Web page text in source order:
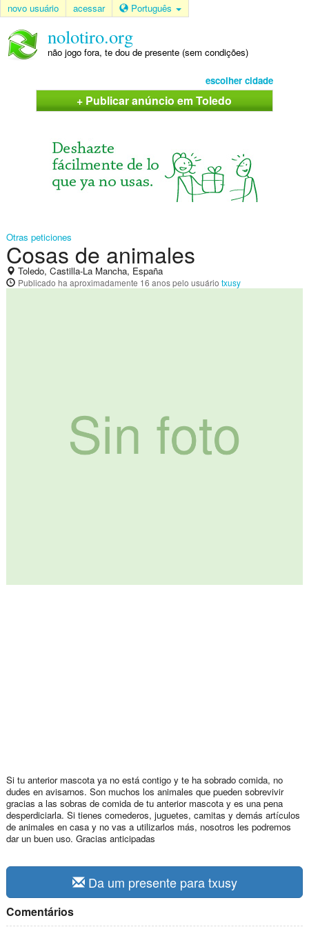
novo usuário acessar Português
nolotiro.org
não jogo fora, te dou de presente (sem condições)
escolher cidade
+ Publicar anúncio em Toledo
Otras peticiones
Cosas de animales
Toledo, Castilla-La Mancha, España
Publicado ha aproximadamente 16 anospelo usuário txusy
Si tu anterior mascota ya no está contigo y te ha sobrado comida, no
dudes en avisarnos. Son muchos los animales que pueden sobrevivir
gracias a las sobras de comida de tu anterior mascota y es una pena
desperdiciarla. Si tienes comederos, juguetes, camitas y demás artículos
de animales en casa y no vas a utilizarlos más, nosotros les podremos
dar un buen uso. Gracias anticipadas
Da um presente para txusy
Comentários